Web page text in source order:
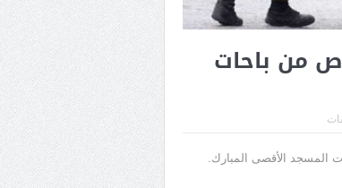
من باحات
المسجد الأقصى المبارك.